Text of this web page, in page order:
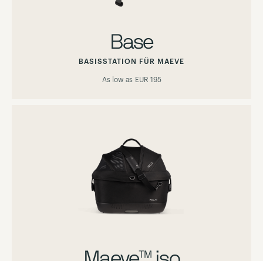
Base
BASISSTATION FÜR MAEVE
As low as EUR 195